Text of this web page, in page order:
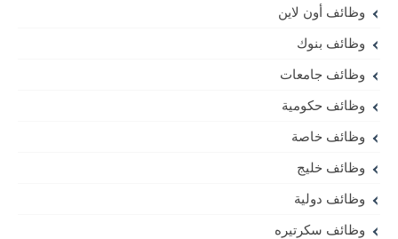
وظائف أون لاين
وظائف بنوك
وظائف جامعات
وظائف حكومية
وظائف خاصة
وظائف خليج
وظائف دولية
وظائف سكرتيره